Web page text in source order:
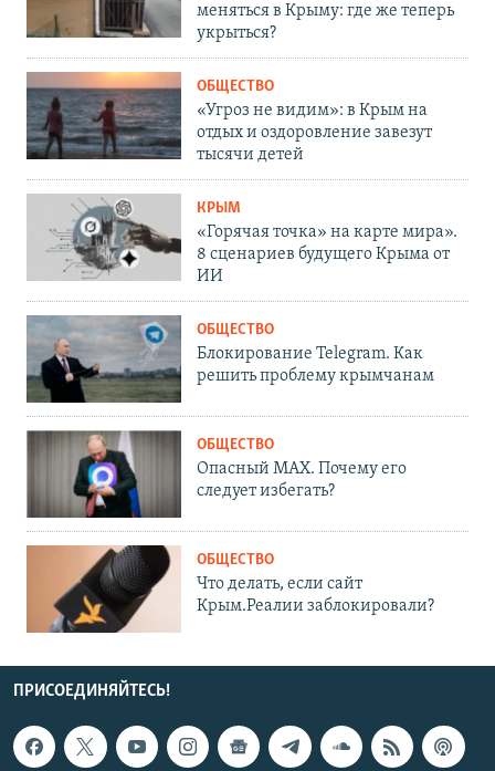
меняться в Крыму: где же теперь
укрыться?
ОБЩЕСТВО
«Угроз не видим»: в Крым на
отдых и оздоровление завезут
тысячи детей
КРЫМ
«Горячая точка» на карте мира».
8 сценариев будущего Крыма от
ИИ
ОБЩЕСТВО
Блокирование Telegram. Как
решить проблему крымчанам
ОБЩЕСТВО
Опасный MAX. Почему его
следует избегать?
ОБЩЕСТВО
Что делать, если сайт
Крым.Реалии заблокировали?
ПРИСОЕДИНЯЙТЕСЬ!